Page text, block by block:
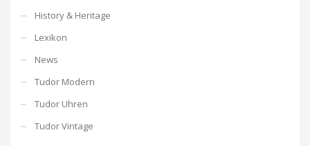
History & Heritage
Lexikon
News
Tudor Modern
Tudor Uhren
Tudor Vintage